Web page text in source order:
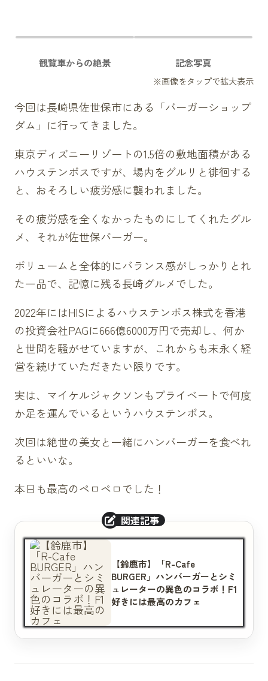
観覧車からの絶景 記念写真
今回は長崎県佐世保市にある「バーガーショップ
ダム」に行ってきました。
東京ディズニーリゾートの1.5倍の敷地面積がある
ハウステンボスですが、場内をグルリと徘徊する
と、おそろしい疲労感に襲われました。
その疲労感を全くなかったものにしてくれたグル
メ、それが佐世保バーガー。
ボリュームと全体的にバランス感がしっかりとれ
た一品で、記憶に残る長崎グルメでした。
2022年にはHISによるハウステンボス株式を香港
の投資会社PAGに666億6000万円で売却し、何か
と世間を騒がせていますが、これからも末永く経
営を続けていただきたい限りです。
実は、マイケルジャクソンもプライベートで何度
か足を運んでいるというハウステンボス。
次回は絶世の美女と一緒にハンバーガーを食べれ
るといいな。
本日も最高のペロペロでした！
【鈴鹿市】「R-Cafe
BURGER」ハンバーガーとシミ
ュレーターの異色のコラボ！F1
好きには最高のカフェ